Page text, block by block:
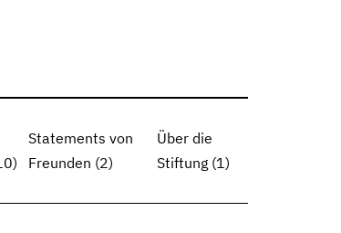
Statements von
Freunden (2)
Über die
Stiftung (1)